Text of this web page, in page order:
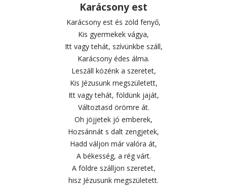
Karácsony est
Karácsony est és zöld fenyő,
Kis gyermekek vágya,
Itt vagy tehát, szívünkbe száll,
Karácsony édes álma.
Leszáll közénk a szeretet,
Kis Jézusunk megszületett,
Itt vagy tehát, földünk jaját,
Változtasd örömre át.
Oh jöjjetek jó emberek,
Hozsánnát s dalt zengjetek,
Hadd váljon már valóra át,
A békesség, a rég várt.
A földre szálljon szeretet,
hisz Jézusunk megszületett.